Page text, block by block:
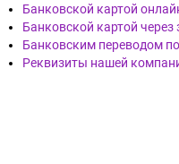
Банковской картой
Банковской картой
Банковским переводом
Реквизиты нашей